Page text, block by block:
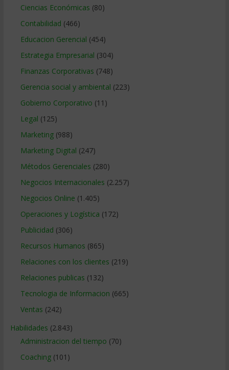
Ciencias Económicas (80)
Contabilidad (466)
Educacion Gerencial (454)
Estrategia Empresarial (304)
Finanzas Corporativas (748)
Gerencia social y ambiental (223)
Gobierno Corporativo (11)
Legal (125)
Marketing(988)
Marketing Digital (247)
Métodos Gerenciales (280)
Negocios Internacionales (2.257)
Negocios Online (1.405)
Operaciones y Logística (172)
Publicidad (306)
Recursos Humanos (865)
Relaciones con los clientes (219)
Relaciones publicas (132)
Tecnologia de Informacion (665)
Ventas (242)
Habilidades (2.843)
Administracion del tiempo (70)
Coaching(101)